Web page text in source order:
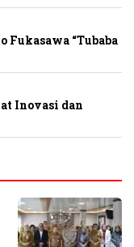
Fukasawa “Tubaba
Inovasi dan